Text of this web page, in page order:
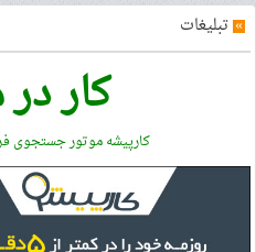
» تبلیغات
کار
کارپیشه موتور جستجوی